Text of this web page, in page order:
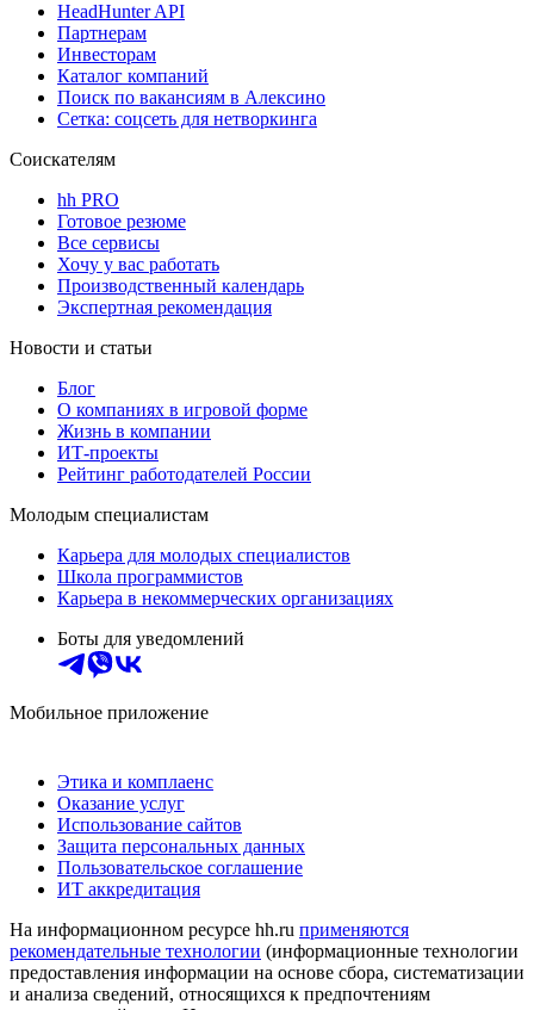
HeadHunter API
Партнерам
Инвесторам
Каталог компаний
Поиск по вакансиям в Алексино
Сетка: соцсеть для нетворкинга
Соискателям
hh PRO
Готовое резюме
Все сервисы
Хочу у вас работать
Производственный календарь
Экспертная рекомендация
Новости и статьи
Блог
О компаниях в игровой форме
Жизнь в компании
ИТ-проекты
Рейтинг работодателей России
Молодым специалистам
Карьера для молодых специалистов
Школа программистов
Карьера в некоммерческих организациях
Боты для уведомлений
Мобильное приложение
Этика и комплаенс
Оказание услуг
Использование сайтов
Защита персональных данных
Пользовательское соглашение
ИТ аккредитация
На информационном ресурсе hh.ru применяются
рекомендательные технологии (информационные технологии
предоставления информации на основе сбора, систематизации
и анализа сведений, относящихся к предпочтениям